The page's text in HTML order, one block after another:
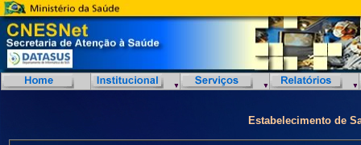
Estabelecimento de